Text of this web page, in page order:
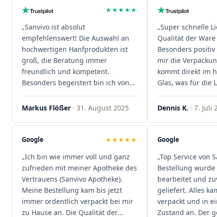
★★★★★
„Sanvivo ist absolut
empfehlenswert! Die Auswahl an
hochwertigen Hanfprodukten ist
groß, die Beratung immer
freundlich und kompetent.
Besonders begeistert bin ich von
der schnellen Rezeptannahme –
alles läuft unkompliziert und
sind extrem zügig, was mir jedes
Mal viel Zeit spart. Man merkt,
Kundenzufriedenheit an erster
Stelle stehen. Vielen Dank an das
Team von Sanvivo – ich bin
rundum begeistert!"
Markus Flößer · 31. August 2025
„Super schnelle
Qualität der
Besonders
mir die
kommt direkt im
Glas, was für die
ist. Ich bestelle
wieder!"
Dennis K. · 7. Juli
Google ★★★★★
„Ich bin wie immer voll und ganz
zufrieden mit meiner Apotheke des
Vertrauens (Sanvivo Apotheke).
Meine Bestellung kam bis jetzt
immer ordentlich verpackt bei mir
zu Hause an. Die Qualität der
Google
„Top Service von
Bestellung wurde
bearbeitet und
geliefert. Alles
verpackt und in
Zustand an. Der